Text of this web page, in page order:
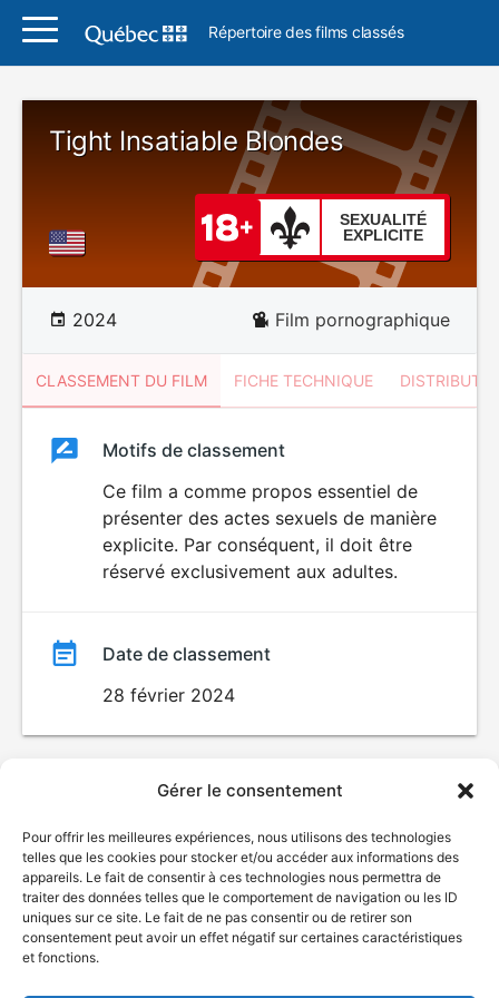
Gérer le consentement
Pour offrir les meilleures expériences, nous utilisons des technologies
telles que les cookies pour stocker et/ou accéder aux informations des
appareils. Le fait de consentir à ces technologies nous permettra de
traiter des données telles que le comportement de navigation ou les ID
uniques sur ce site. Le fait de ne pas consentir ou de retirer son
consentement peut avoir un effet négatif sur certaines caractéristiques
et fonctions.
Répertoire des films classés
Tight Insatiable Blondes
SEXUALITÉ
EXPLICITE
2024 Film pornographique
CLASSEMENT DU FILM FICHE TECHNIQUE
ClassementClassement
SEXUALITÉ
EXPLICITE
Motifs de classement
Ce film a comme propos essentiel de
présenter des actes sexuels de manière
explicite. Par conséquent, il doit être
réservé exclusivement aux adultes.
Date de classement
28 février 2024